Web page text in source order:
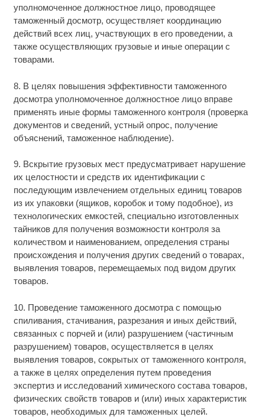
уполномоченное должностное лицо, проводящее
таможенный досмотр, осуществляет координацию
действий всех лиц, участвующих в его проведении, а
также осуществляющих грузовые и иные операции с
товарами.
8. В целях повышения эффективности таможенного
досмотра уполномоченное должностное лицо вправе
применять иные формы таможенного контроля (проверка
документов и сведений, устный опрос, получение
объяснений, таможенное наблюдение).
9. Вскрытие грузовых мест предусматривает нарушение
их целостности и средств их идентификации с
последующим извлечением отдельных единиц товаров
из их упаковки (ящиков, коробок и тому подобное), из
технологических емкостей, специально изготовленных
тайников для получения возможности контроля за
количеством и наименованием, определения страны
происхождения и получения других сведений о товарах,
выявления товаров, перемещаемых под видом других
товаров.
10. Проведение таможенного досмотра с помощью
спиливания, стачивания, разрезания и иных действий,
связанных с порчей и (или) разрушением (частичным
разрушением) товаров, осуществляется в целях
выявления товаров, сокрытых от таможенного контроля,
а также в целях определения путем проведения
экспертиз и исследований химического состава товаров,
физических свойств товаров и (или) иных характеристик
товаров, необходимых для таможенных целей.